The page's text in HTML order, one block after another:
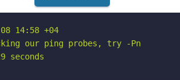
14:58 +04
our ping probes, try -Pn
seconds